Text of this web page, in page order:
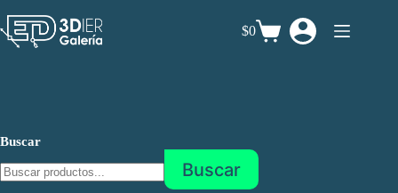
contenido
Carro
$0
Buscar
Buscar